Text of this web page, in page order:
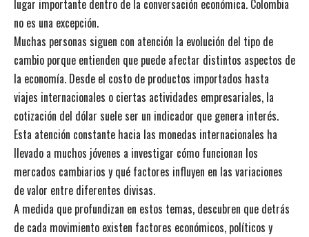
lugar importante dentro de la conversación económica. Colombia
no es una excepción.
Muchas personas siguen con atención la evolución del tipo de
cambio porque entienden que puede afectar distintos aspectos de
la economía. Desde el costo de productos importados hasta
viajes internacionales o ciertas actividades empresariales, la
cotización del dólar suele ser un indicador que genera interés.
Esta atención constante hacia las monedas internacionales ha
llevado a muchos jóvenes a investigar cómo funcionan los
mercados cambiarios y qué factores influyen en las variaciones
de valor entre diferentes divisas.
A medida que profundizan en estos temas, descubren que detrás
de cada movimiento existen factores económicos, políticos y